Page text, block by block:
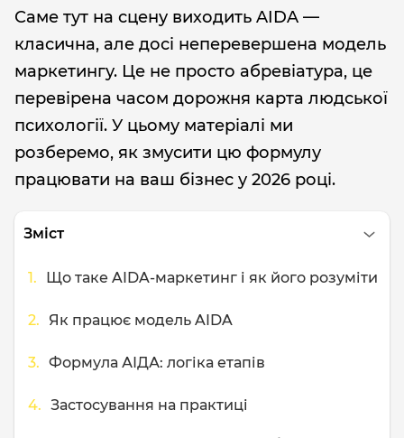
Саме тут на сцену виходить AIDA —
класична, але досі неперевершена модель
маркетингу. Це не просто абревіатура, це
перевірена часом дорожня карта людської
психології. У цьому матеріалі ми
розберемо, як змусити цю формулу
працювати на ваш бізнес у 2026 році.
Зміст
Що таке AIDA-маркетинг і як його розуміти
Як працює модель AIDA
Формула АІДА: логіка етапів
Застосування на практиці